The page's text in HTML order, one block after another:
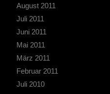
August 2011
Juli 2011
Juni 2011
Mai 2011
März 2011
Februar 2011
Juli 2010